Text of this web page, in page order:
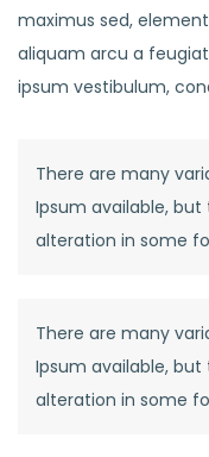
maximus sed,
aliquam arcu a
ipsum vestibulum,
There are many
Ipsum available,
alteration in some
There are many
Ipsum available,
alteration in some